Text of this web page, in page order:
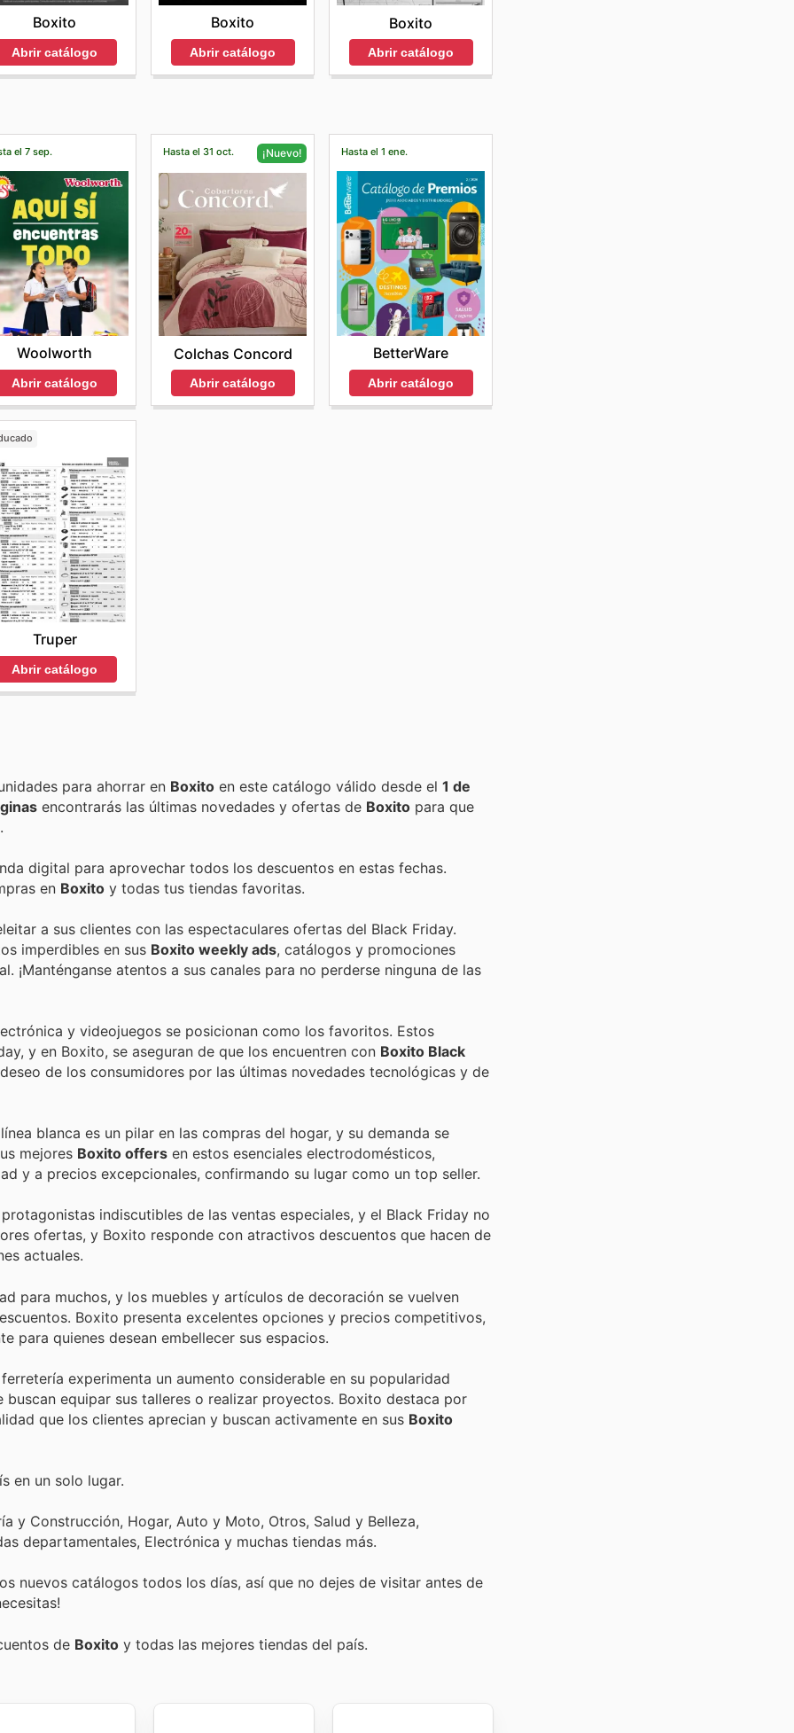
Boxito
Abrir catálogo
Boxito
Abrir catálogo
Boxito
Abrir catálogo
el 7 sep.
Woolworth
Abrir catálogo
Hasta el 31 oct. ¡Nuevo!
Colchas Concord
Abrir catálogo
Hasta el 1 ene.
BetterWare
Abrir catálogo
Truper
Abrir catálogo
Encuentra las mejores promociones, descuentos y oportunidades para ahorrar en Boxito en este catálogo válido desde el 1 de
encontrarás las últimas novedades y ofertas de Boxito para que
digital para aprovechar todos los descuentos en estas fechas.
en Boxito y todas tus tiendas favoritas.
a sus clientes con las espectaculares ofertas del Black Friday.
imperdibles en sus Boxito weekly ads, catálogos y promociones
atentos a sus canales para no perderse ninguna de las
y videojuegos se posicionan como los favoritos. Estos
y en Boxito, se aseguran de que los encuentren con Boxito Black
de los consumidores por las últimas novedades tecnológicas y de
blanca es un pilar en las compras del hogar, y su demanda se
mejores Boxito offers en estos esenciales electrodomésticos,
y a precios excepcionales, confirmando su lugar como un top seller.
indiscutibles de las ventas especiales, y el Black Friday no
ofertas, y Boxito responde con atractivos descuentos que hacen de
actuales.
para muchos, y los muebles y artículos de decoración se vuelven
Boxito presenta excelentes opciones y precios competitivos,
para quienes desean embellecer sus espacios.
experimenta un aumento considerable en su popularidad
equipar sus talleres o realizar proyectos. Boxito destaca por
que los clientes aprecian y buscan activamente en sus Boxito
en un solo lugar.
y Construcción, Hogar, Auto y Moto, Otros, Salud y Belleza,
departamentales, Electrónica y muchas tiendas más.
nuevos catálogos todos los días, así que no dejes de visitar antes de
de Boxito y todas las mejores tiendas del país.